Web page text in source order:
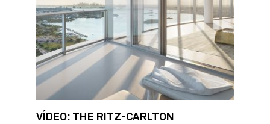
VÍDEO: THE RITZ-CARLTON